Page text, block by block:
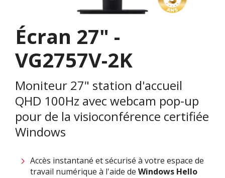
Écran 27" -
VG2757V-2K
Moniteur 27" station d'accueil
QHD 100Hz avec webcam pop-up
pour de la visioconférence certifiée
Windows
Accès instantané et sécurisé à votre espace de
travail numérique à l'aide de Windows Hello